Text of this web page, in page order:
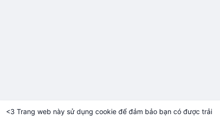
<3 Trang web này sử dụng cookie để đảm bảo bạn có được trải